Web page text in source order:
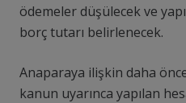
ödemeler düşülecek ve
borç tutarı belirlenecek.
Anaparaya ilişkin daha
kanun uyarınca yapılan